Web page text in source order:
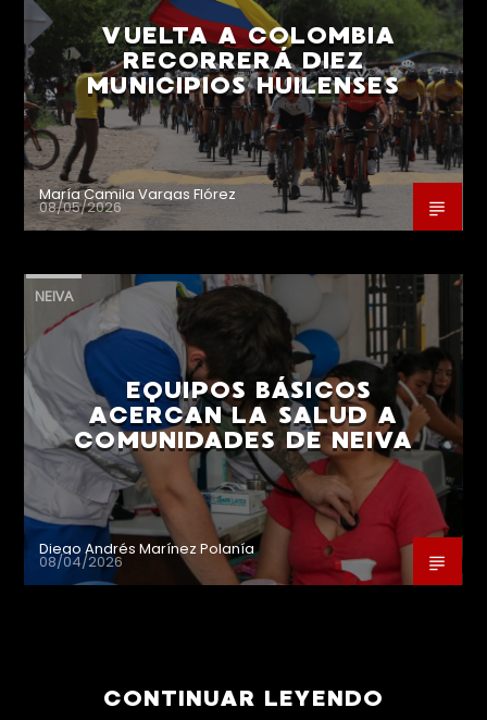
VUELTA A COLOMBIA
RECORRERÁ DIEZ
MUNICIPIOS HUILENSES
María Camila Vargas Flórez
08/05/2026
NEIVA
EQUIPOS BÁSICOS
ACERCAN LA SALUD A
COMUNIDADES DE NEIVA
Diego Andrés Marínez Polanía
08/04/2026
CONTINUAR LEYENDO